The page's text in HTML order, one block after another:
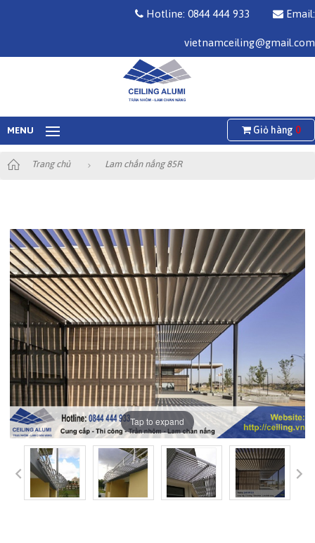
Hotline: 0844 444 933 Email:
vietnamceiling@gmail.com
MENU Giỏ hàng 0
Trang chủ Lam chắn nắng 85R
Tap to expand